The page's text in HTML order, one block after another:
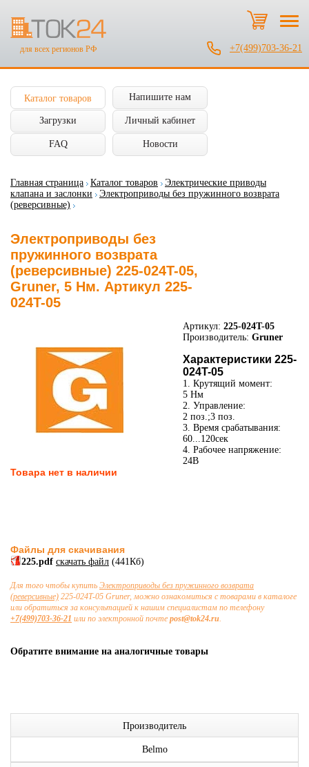
для всех регионов РФ +7(499)703-36-21
Каталог товаров Напишите нам
Загрузки Личный кабинет
FAQ Новости
Главная страница Каталог товаров
Электрические приводы
клапана и заслонки
Электроприводы без пружинного возврата
(реверсивные)
Электроприводы без
пружинного возврата
(реверсивные) 225-024T-05,
Gruner, 5 Нм. Артикул 225-
024T-05
Артикул: 225-024T-05
Производитель: Gruner
Характеристики 225-
024T-05
1. Крутящий момент:
5 Нм
2. Управление:
2 поз.;3 поз.
3. Время срабатывания:
60...120сек
4. Рабочее напряжение:
24В
Товара нет в наличии
Файлы для скачивания
225.pdf скачать файл (441Кб)
Для того чтобы купить Электроприводы без пружинного возврата
(реверсивные) 225-024T-05 Gruner, можно ознакомиться с товарами в каталоге
или обратиться за консультацией к нашим специалистам по телефону
+7(499)703-36-21 или по электронной почте post@tok24.ru.
Обратите внимание на аналогичные товары
Производитель
Belmo